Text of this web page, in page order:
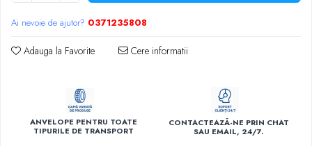
Ai nevoie de ajutor? 0371235808
Adauga la Favorite Cere informatii
ANVELOPE PENTRU TOATE
TIPURILE DE TRANSPORT
CONTACTEAZĂ-NE PRIN CHAT
SAU EMAIL, 24/7.